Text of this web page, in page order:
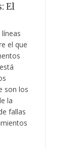
El
el que
son los
la
fallas